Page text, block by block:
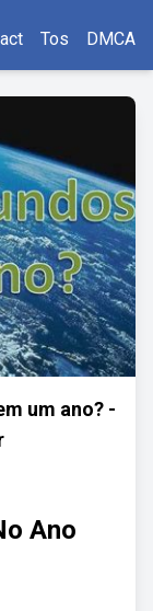
Tos DMCA
um ano? -
Ano